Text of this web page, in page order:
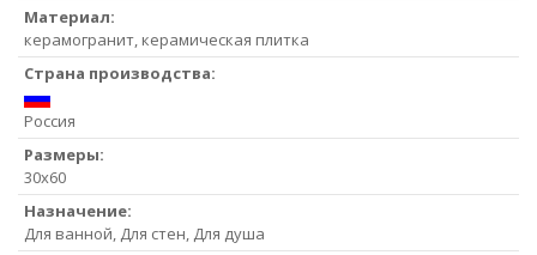
Материал:
керамогранит, керамическая плитка
Страна производства:
Россия
Размеры:
30x60
Назначение:
Для ванной, Для стен, Для душа